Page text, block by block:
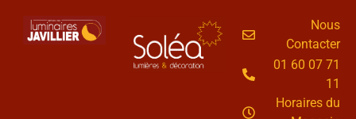
Nous
Contacter
01 60 07 71
11
Horaires du